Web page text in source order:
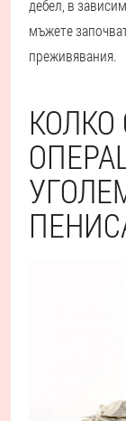
дебел, в
мъжете
преживявания.
КОЛКО